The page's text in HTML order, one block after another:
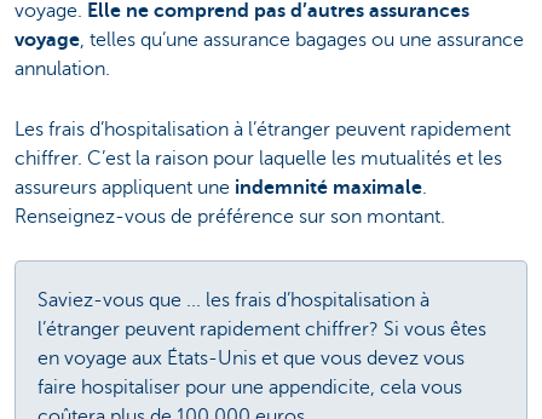
voyage.
Elle ne comprend pas d’autres assurances
voyage , telles qu’une assurance bagages ou une assurance
annulation.
Les frais d’hospitalisation à l’étranger peuvent rapidement
chiffrer. C’est la raison pour laquelle les mutualités et les
assureurs appliquent une indemnité maximale.
Renseignez-vous de préférence sur son montant.
Saviez-vous que ... les frais d’hospitalisation à
l’étranger peuvent rapidement chiffrer? Si vous êtes
en voyage aux États-Unis et que vous devez vous
faire hospitaliser pour une appendicite, cela vous